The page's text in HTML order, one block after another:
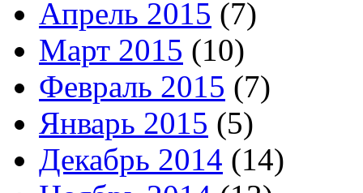
Апрель 2015 (7)
Март 2015 (10)
Февраль 2015 (7)
Январь 2015 (5)
Декабрь 2014 (14)